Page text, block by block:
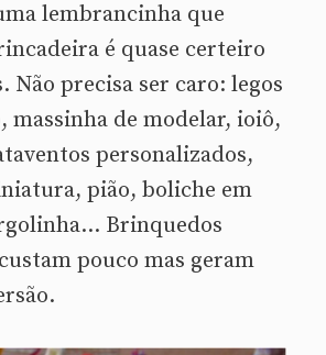
lembrancinha que
é quase certeiro
Não precisa ser caro: legos
massinha de modelar, ioiô,
personalizados,
pião, boliche em
Brinquedos
pouco mas geram